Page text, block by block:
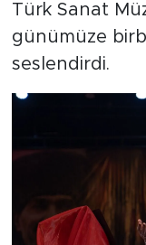
Türk Sanat
günümüze
seslendirdi.